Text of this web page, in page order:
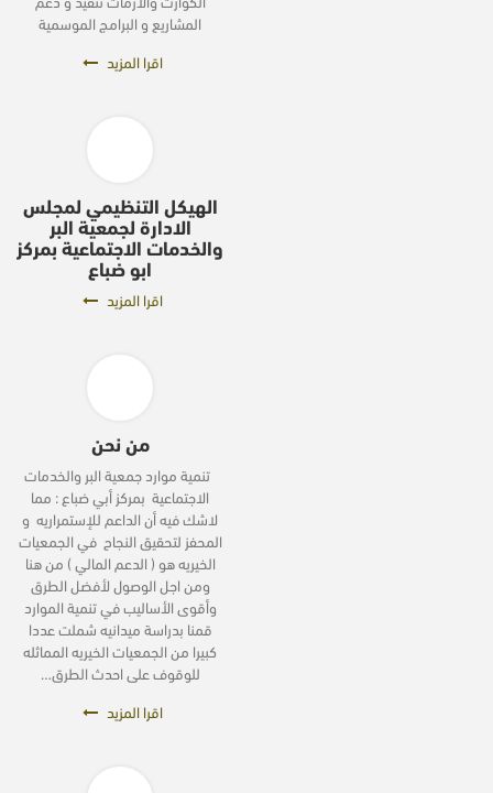
المشاريع و البرامج الموسمية
اقرا المزيد
الهيكل التنظيمي لمجلس
الادارة لجمعية البر
والخدمات الاجتماعية بمركز
ابو ضباع
اقرا المزيد
من نحن
تنمية موارد جمعية البر والخدمات
الاجتماعية بمركز أبي ضباع : مما
لاشك فيه أن الداعم للإستمراريه و
المحفز لتحقيق النجاح في الجمعيات
الخيريه هو ( الدعم المالي ) من هنا
ومن اجل الوصول لأفضل الطرق
وأقوى الأساليب في تنمية الموارد
قمنا بدراسة ميدانيه شملت عددا
كبيرا من الجمعيات الخيريه المماثله
للوقوف على احدث الطرق…
اقرا المزيد